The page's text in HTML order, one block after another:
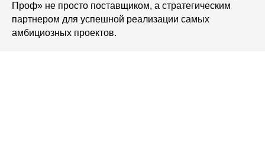
Проф» не просто поставщиком, а стратегическим
партнером для успешной реализации самых
амбициозных проектов.